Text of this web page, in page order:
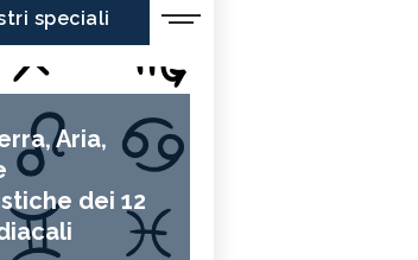
speciali
Aria,
dei 12